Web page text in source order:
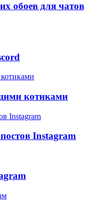
обоев для чатов
котиками
Instagram